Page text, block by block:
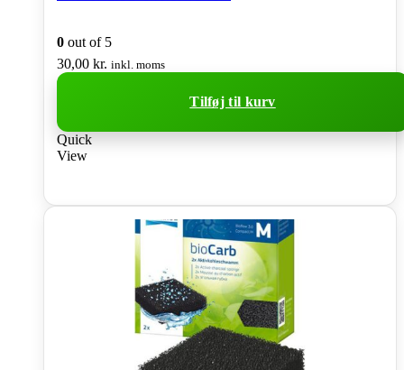
0 out of 5
30,00 kr. inkl. moms
Tilføj til kurv
Quick
View